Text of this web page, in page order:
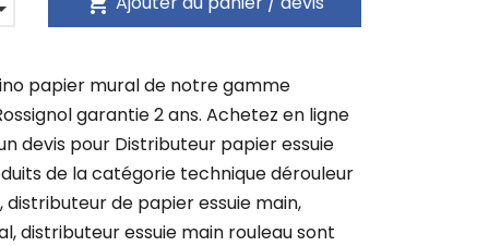
papier mural de notre gamme
garantie 2 ans. Achetez en ligne
devis pour Distributeur papier essuie
de la catégorie technique dérouleur
de papier essuie main,
distributeur essuie main rouleau sont